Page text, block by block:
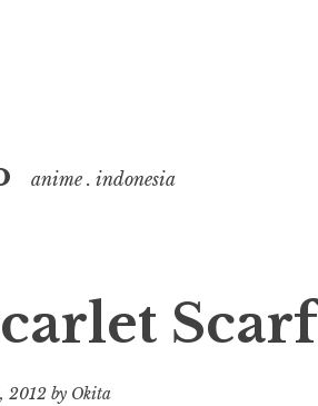
anime . indonesia
Scarf
2012 by Okita